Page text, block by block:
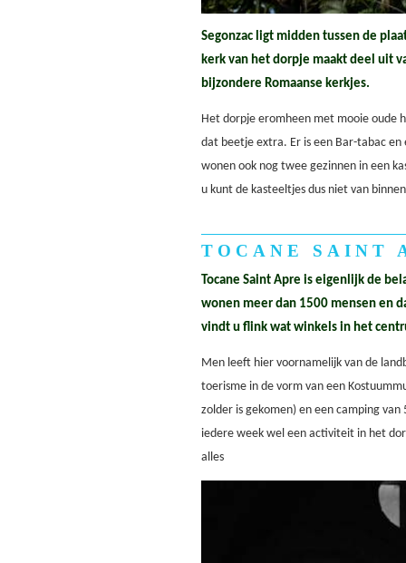
Segonzac ligt midden tussen de
kerk van het dorpje maakt deel uit
bijzondere Romaanse kerkjes.
Het dorpje eromheen met mooie oude
dat beetje extra. Er is een Bar-tabac
wonen ook nog twee gezinnen in een
u kunt de kasteeltjes dus niet van
TOCANE SAINT
Tocane Saint Apre is eigenlijk de
wonen meer dan 1500 mensen en
vindt u flink wat winkels in het
Men leeft hier voornamelijk van de
toerisme in de vorm van een
zolder is gekomen) en een camping
iedere week wel een activiteit in het
alles